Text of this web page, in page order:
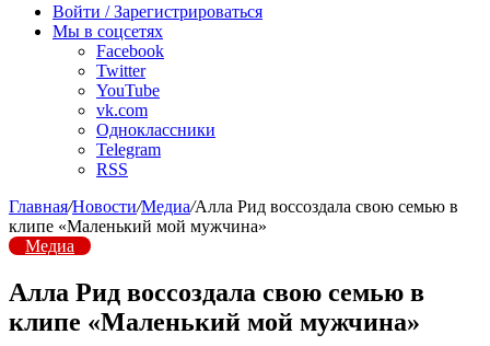
радио
Войти / Зарегистрироваться
Мы в соцсетях
Facebook
Twitter
YouTube
vk.com
Одноклассники
Telegram
RSS
Главная/Новости/Медиа/Алла Рид воссоздала свою семью в
клипе «Маленький мой мужчина»
Медиа
Алла Рид воссоздала свою семью в
клипе «Маленький мой мужчина»